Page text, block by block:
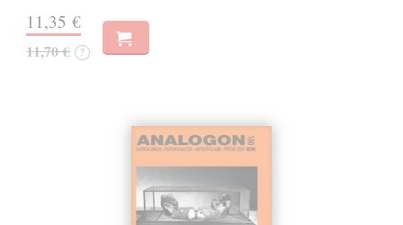
11,35 €
11,70 € ?